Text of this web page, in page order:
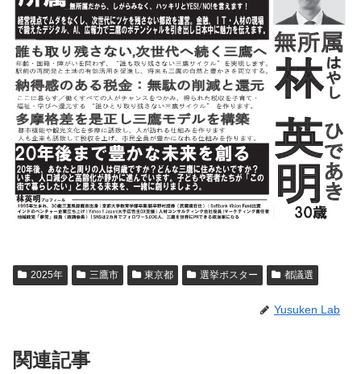
2025年 三鷹市 東京都 選挙ポスター 都議選
Yusuken Lab
関連記事